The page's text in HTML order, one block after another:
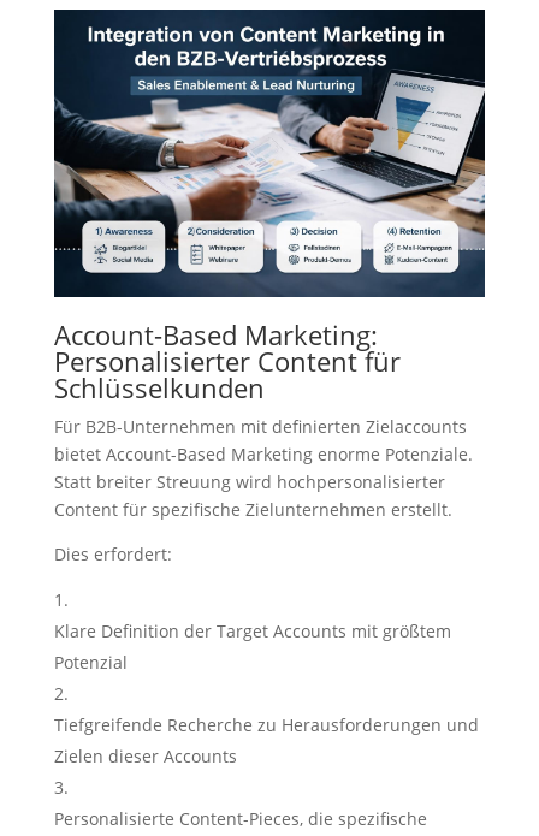
Account-Based Marketing:
Personalisierter Content für
Schlüsselkunden
Für B2B-Unternehmen mit definierten Zielaccounts
bietet Account-Based Marketing enorme Potenziale.
Statt breiter Streuung wird hochpersonalisierter
Content für spezifische Zielunternehmen erstellt.
Dies erfordert:
Klare Definition der Target Accounts mit größtem
Potenzial
Tiefgreifende Recherche zu Herausforderungen und
Zielen dieser Accounts
Personalisierte Content-Pieces, die spezifische